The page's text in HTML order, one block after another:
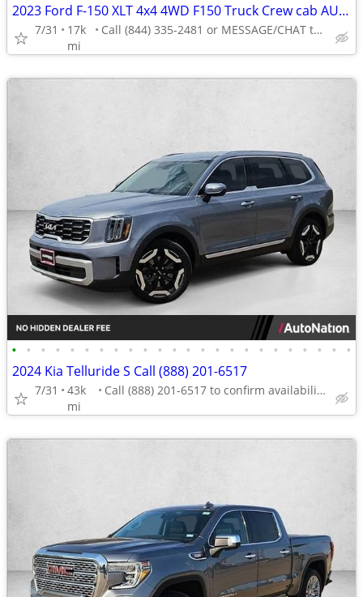
2023 Ford F-150 XLT 4x4 4WD F150 Truck Crew cab AUTONATION
7/31
17k
mi
Call (844) 335-2481 or MESSAGE/CHAT to confirm availability
• • • • • • • • • • • • • • • • • • • • • • • •
2024 Kia Telluride S Call (888) 201-6517
7/31
43k
mi
Call (888) 201-6517 to confirm availability - May 14th